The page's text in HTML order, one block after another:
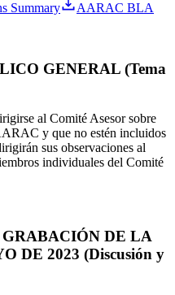
Summary
AARAC BLA
GENERAL (Tema
al Comité Asesor sobre
y que no estén incluidos
sus observaciones al
individuales del Comité
DE LA
DE 2023 (Discusión y